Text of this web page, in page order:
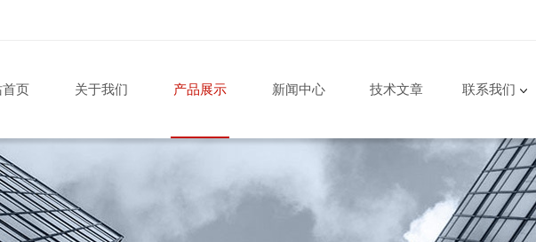
首页 关于我们 产品展示 新闻中心 技术文章 联系我们